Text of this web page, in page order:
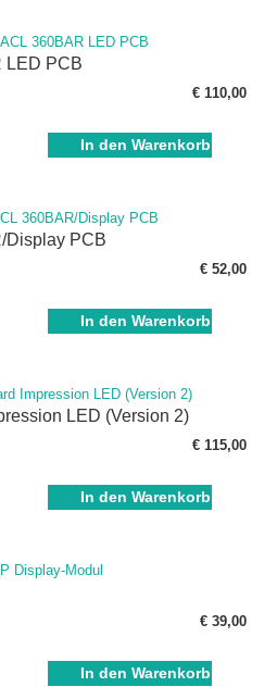
LED PCB
€ 110,00
In den Warenkorb
Display PCB
€ 52,00
In den Warenkorb
LED (Version 2)
€ 115,00
In den Warenkorb
€ 39,00
In den Warenkorb